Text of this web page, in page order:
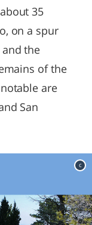
35
on a spur
the
of the
are
San
c